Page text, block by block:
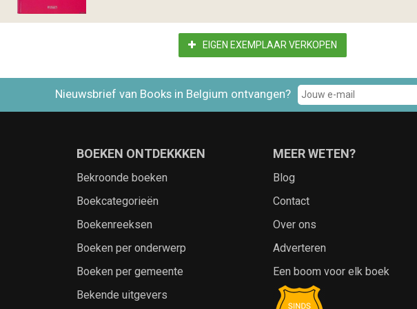
EIGEN EXEMPLAAR VERKOPEN
Nieuwsbrief van Books in Belgium ontvangen?
BOEKEN ONTDEKKKEN
Bekroonde boeken
Boekcategorieën
Boekenreeksen
Boeken per onderwerp
Boeken per gemeente
Bekende uitgevers
MEER WETEN?
Blog
Contact
Over ons
Adverteren
Een boom voor elk boek